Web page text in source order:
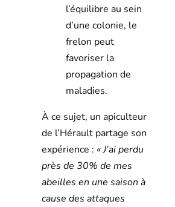
l’équilibre au sein
d’une colonie, le
frelon peut
favoriser la
propagation de
maladies.
À ce sujet, un apiculteur
de l’Hérault partage son
expérience : « J’ai perdu
près de 30% de mes
abeilles en une saison à
cause des attaques